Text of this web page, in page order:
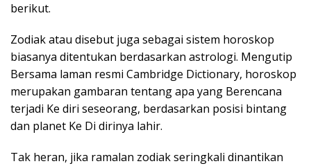
berikut.
Zodiak atau disebut juga sebagai sistem horoskop
biasanya ditentukan berdasarkan astrologi. Mengutip
Bersama laman resmi Cambridge Dictionary, horoskop
merupakan gambaran tentang apa yang Berencana
terjadi Ke diri seseorang, berdasarkan posisi bintang
dan planet Ke Di dirinya lahir.
Tak heran, jika ramalan zodiak seringkali dinantikan